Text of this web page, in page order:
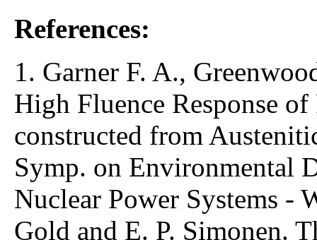
References:
1. Garner F. A.,
High Fluence Response of
constructed from
Symp. on Environmental
Nuclear Power Systems -
Gold and E. P. Simonen.